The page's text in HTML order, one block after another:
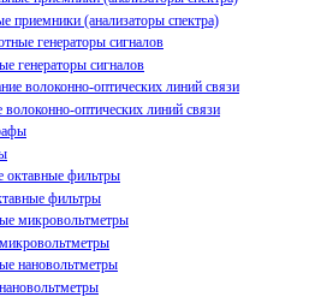
приемники (анализаторы спектра)
генераторы сигналов
оптических линий связи
фильтры